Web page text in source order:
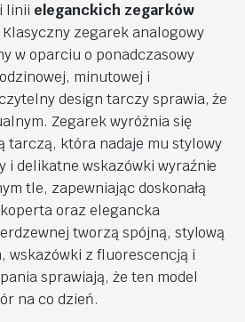
linii eleganckich zegarków
Klasyczny zegarek analogowy
w oparciu o ponadczasowy
minutowej i
design tarczy sprawia, że
Zegarek wyróżnia się
tarczą, która nadaje mu stylowy
i delikatne wskazówki wyraźnie
tle, zapewniając doskonałą
oraz elegancka
tworzą spójną, stylową
wskazówki z fluorescencją i
sprawiają, że ten model
na co dzień.